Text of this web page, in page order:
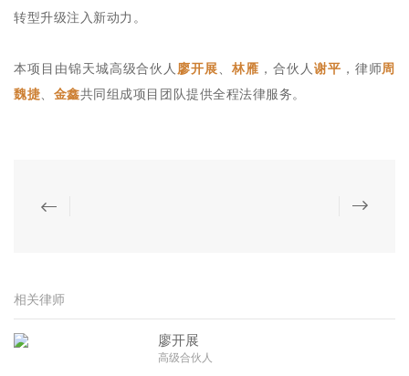
转型升级注入新动力。
本项目由锦天城高级合伙人 廖开展 、林雁 ，合伙人 谢平 ，律师周
魏捷
金鑫共同组成项目团队提供全程法律服务。
相关律师
廖开展
高级合伙人